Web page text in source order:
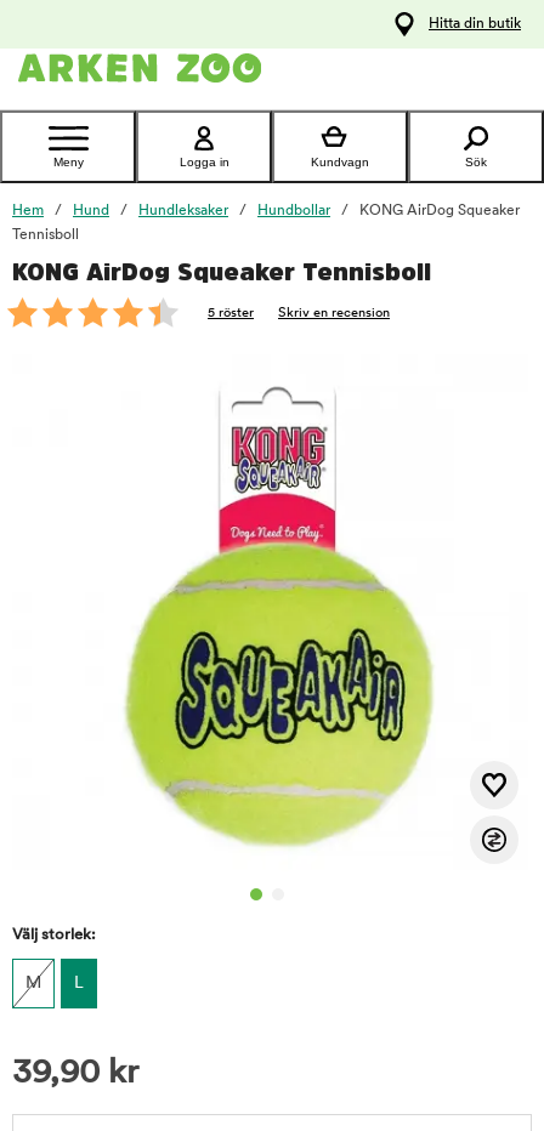
Kontakta
Hitta din butik
Meny Logga in Kundvagn Sök
Hem Hund Hundleksaker Hundbollar
KONG AirDog Squeaker
Tennisboll
KONG AirDog Squeaker Tennisboll
5 röster Skriv en recension
Välj storlek:
M L
39,90 kr
foo